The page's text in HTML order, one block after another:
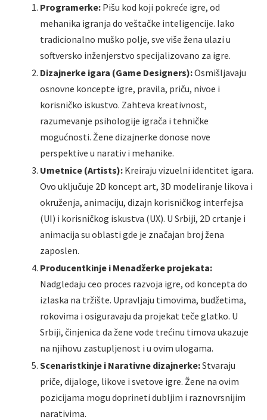
Programerke: Pišu kod koji pokreće igre, od
mehanika igranja do veštačke inteligencije. Iako
tradicionalno muško polje, sve više žena ulazi u
softversko inženjerstvo specijalizovano za igre.
Dizajnerke igara (Game Designers):Osmišljavaju
osnovne koncepte igre, pravila, priču, nivoe i
korisničko iskustvo. Zahteva kreativnost,
razumevanje psihologije igrača i tehničke
mogućnosti. Žene dizajnerke donose nove
perspektive u narativ i mehanike.
Umetnice (Artists): Kreiraju vizuelni identitet igara.
Ovo uključuje 2D koncept art, 3D modeliranje likova i
okruženja, animaciju, dizajn korisničkog interfejsa
(UI) i korisničkog iskustva (UX). U Srbiji, 2D crtanje i
animacija su oblasti gde je značajan broj žena
zaposlen.
Producentkinje i Menadžerke projekata:
Nadgledaju ceo proces razvoja igre, od koncepta do
izlaska na tržište. Upravljaju timovima, budžetima,
rokovima i osiguravaju da projekat teče glatko. U
Srbiji, činjenica da žene vode trećinu timova ukazuje
na njihovu zastupljenost i u ovim ulogama.
Scenaristkinje i Narativne dizajnerke:Stvaraju
priče, dijaloge, likove i svetove igre. Žene na ovim
pozicijama mogu doprineti dubljim i raznovrsnijim
narativima.